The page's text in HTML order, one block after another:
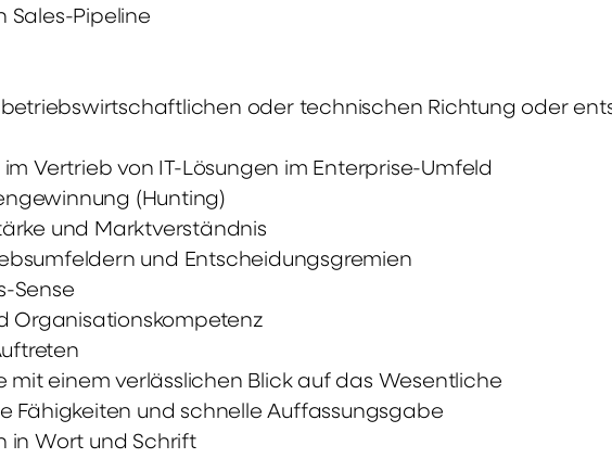
Pipeline
oder technischen Richtung oder
Vertrieb von IT-Lösungen im Enterprise-Umfeld
(Hunting)
und Marktverständnis
und Entscheidungsgremien
Sense
Organisationskompetenz
einem verlässlichen Blick auf das Wesentliche
Fähigkeiten und schnelle Auffassungsgabe
in Wort und Schrift